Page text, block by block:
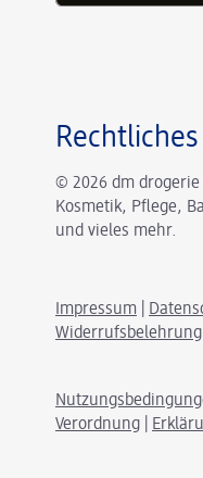
Rechtliches
© 2026 dm
Kosmetik, Pflege,
und vieles mehr.
Impressum
Widerrufsbelehrung
Verordnung